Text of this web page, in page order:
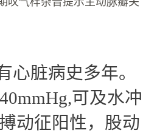
心脏病史多年。
可及水冲
动征阳性，股动